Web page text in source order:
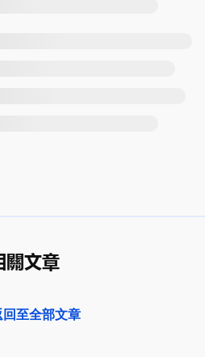
關文章
回至全部文章